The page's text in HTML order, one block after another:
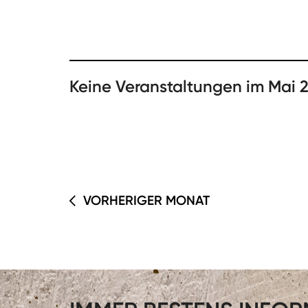
Keine Veranstaltungen im Mai
VORHERIGER MONAT